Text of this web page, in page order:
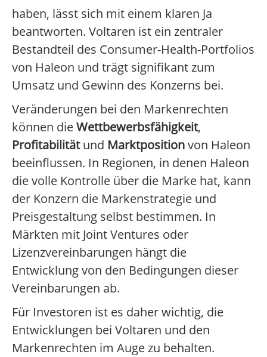
haben, lässt sich mit einem klaren Ja
beantworten. Voltaren ist ein zentraler
Bestandteil des Consumer-Health-Portfolios
von Haleon und trägt signifikant zum
Umsatz und Gewinn des Konzerns bei.
Veränderungen bei den Markenrechten
können dieWettbewerbsfähigkeit,
Profitabilitätund Marktpositionvon Haleon
beeinflussen. In Regionen, in denen Haleon
die volle Kontrolle über die Marke hat, kann
der Konzern die Markenstrategie und
Preisgestaltung selbst bestimmen. In
Märkten mit Joint Ventures oder
Lizenzvereinbarungen hängt die
Entwicklung von den Bedingungen dieser
Vereinbarungen ab.
Für Investoren ist es daher wichtig, die
Entwicklungen bei Voltaren und den
Markenrechten im Auge zu behalten.